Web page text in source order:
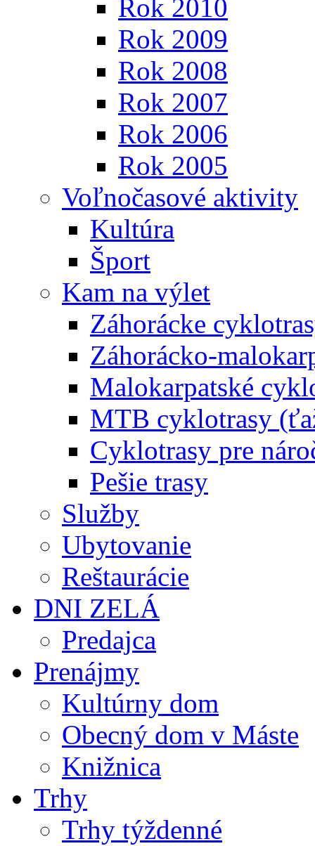
Rok 2010
Rok 2009
Rok 2008
Rok 2007
Rok 2006
Rok 2005
Voľnočasové aktivity
Kultúra
Šport
Kam na výlet
Záhorácke
Záhorácko-
Malokarpatské
MTB cyklotrasy
Cyklotrasy pre
Pešie trasy
Služby
Ubytovanie
Reštaurácie
DNI ZELÁ
Predajca
Prenájmy
Kultúrny dom
Obecný dom v Máste
Knižnica
Trhy
Trhy týždenné